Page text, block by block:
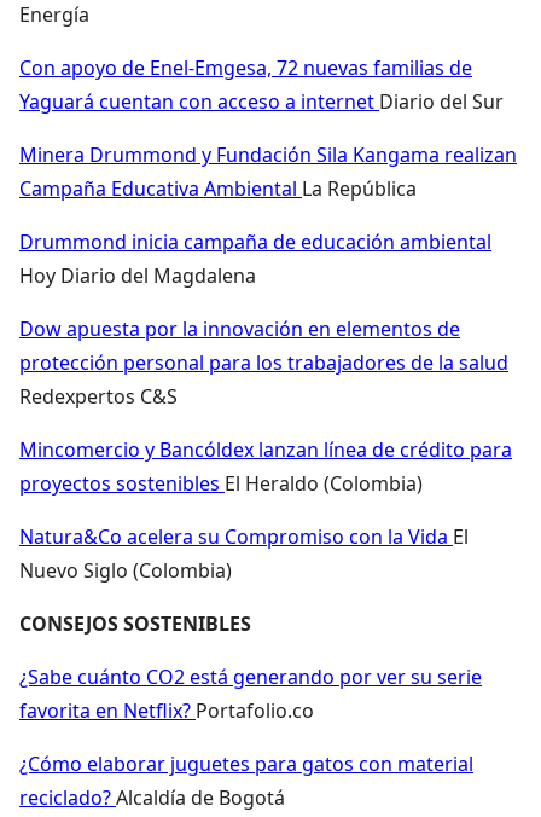
Energía
Con apoyo de Enel-Emgesa, 72 nuevas familias de
Yaguará cuentan con acceso a internet Diario del Sur
Minera Drummond y Fundación Sila Kangama realizan
Campaña Educativa Ambiental La República
Drummond inicia campaña de educación ambiental
Hoy Diario del Magdalena
Dow apuesta por la innovación en elementos de
protección personal para los trabajadores de la salud
Redexpertos C&S
Mincomercio y Bancóldex lanzan línea de crédito para
proyectos sostenibles El Heraldo (Colombia)
Natura&Co acelera su Compromiso con la Vida El
Nuevo Siglo (Colombia)
CONSEJOS SOSTENIBLES
¿Sabe cuánto CO2 está generando por ver su serie
favorita en Netflix? Portafolio.co
¿Cómo elaborar juguetes para gatos con material
reciclado?Alcaldía de Bogotá